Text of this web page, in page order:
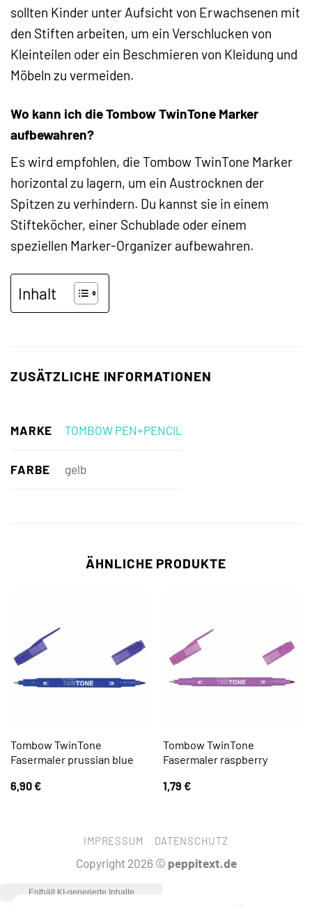
sollten Kinder unter Aufsicht von Erwachsenen mit
den Stiften arbeiten, um ein Verschlucken von
Kleinteilen oder ein Beschmieren von Kleidung und
Möbeln zu vermeiden.
Wo kann ich die Tombow TwinTone Marker
aufbewahren?
Es wird empfohlen, die Tombow TwinTone Marker
horizontal zu lagern, um ein Austrocknen der
Spitzen zu verhindern. Du kannst sie in einem
Stifteköcher, einer Schublade oder einem
speziellen Marker-Organizer aufbewahren.
Inhalt
ZUSÄTZLICHE INFORMATIONEN
MARKE TOMBOW PEN+PENCIL
FARBE gelb
ÄHNLICHE PRODUKTE
Tombow TwinTone
Fasermaler prussian blue
6,90€
Tombow TwinTone
Fasermaler raspberry
1,79 €
IMPRESSUM DATENSCHUTZ
Copyright 2026 © peppitext.de